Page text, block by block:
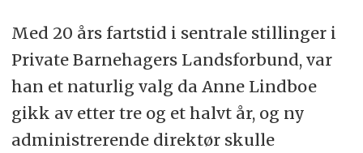
Med 20 års fartstid i sentrale stillinger i
Private Barnehagers Landsforbund, var
han et naturlig valg da Anne Lindboe
gikk av etter tre og et halvt år, og ny
administrerende direktør skulle